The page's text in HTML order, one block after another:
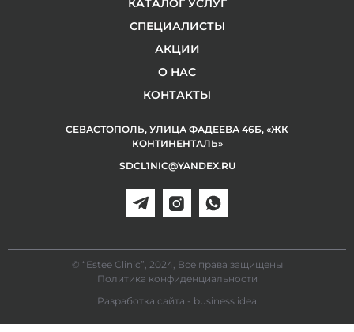
КАТАЛОГ УСЛУГ
СПЕЦИАЛИСТЫ
АКЦИИ
О НАС
КОНТАКТЫ
СЕВАСТОПОЛЬ, УЛИЦА ФАДЕЕВА 46Б, «ЖК
КОНТИНЕНТАЛЬ»
SDCL1NIC@YANDEX.RU
© “Estee Clinic”, 2024, Все права защищены
Политика конфиденциальности
Разработка сайта - business idea